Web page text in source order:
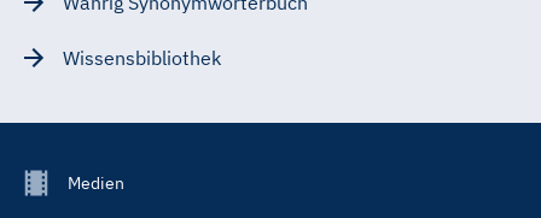
Wissensbibliothek
FooterMedien